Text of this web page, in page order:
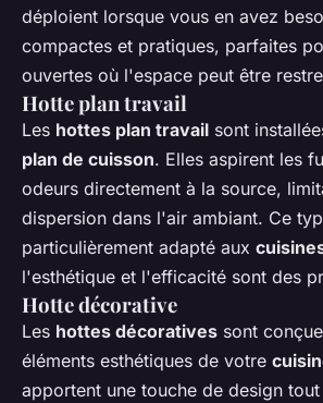
déploient lorsque vous en avez
compactes et pratiques, parfaites
ouvertes où l'espace peut être
Hotte plan travail
Les hottes plan travail sont
plan de cuisson. Elles aspirent les
odeurs directement à la source,
dispersion dans l'air ambiant. Ce
particulièrement adapté aux
l'esthétique et l'efficacité sont des
Hotte décorative
Les hottes décoratives sont
éléments esthétiques de votre
apportent une touche de design